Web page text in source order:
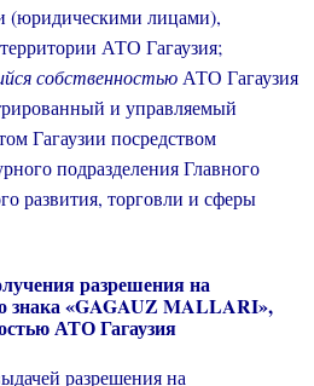
(юридическими лицами),
АТО Гагаузия;
собственностью АТО Гагаузия
и управляемый
Гагаузии посредством
подразделения Главного
развития, торговли и сферы
разрешения на
знака «GAGAUZ MALLARI»,
АТО Гагаузия
разрешения на